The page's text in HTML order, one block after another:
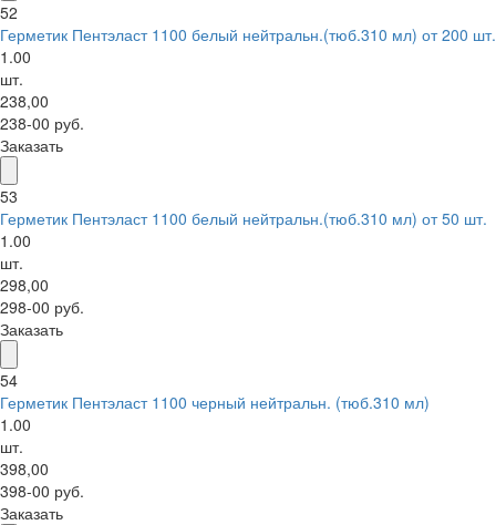
52
Герметик Пентэласт 1100 белый нейтральн.(тюб.310 мл) от 200 шт.
1.00
шт.
238,00
238-00 руб.
Заказать
53
Герметик Пентэласт 1100 белый нейтральн.(тюб.310 мл) от 50 шт.
1.00
шт.
298,00
298-00 руб.
Заказать
54
Герметик Пентэласт 1100 черный нейтральн. (тюб.310 мл)
1.00
шт.
398,00
398-00 руб.
Заказать